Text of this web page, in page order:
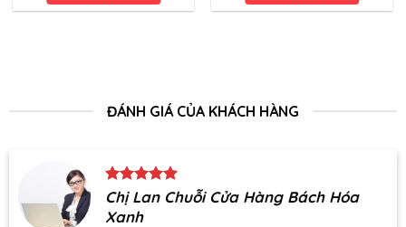
ĐÁNH GIÁ CỦA KHÁCH HÀNG
Chị Lan Chuỗi Cửa Hàng Bách Hóa
Xanh